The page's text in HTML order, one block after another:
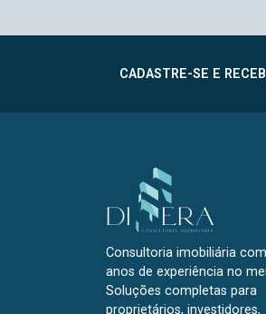
CADASTRE-SE E
Consultoria imobiliária
anos de experiência no
Soluções completas para
proprietários, investidores,